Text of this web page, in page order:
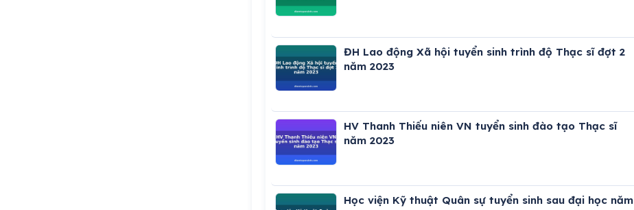
ĐH Lao động Xã hội tuyển sinh trình độ Thạc sĩ đợt 2
năm 2023
HV Thanh Thiếu niên VN tuyển sinh đào tạo Thạc sĩ
năm 2023
Học viện Kỹ thuật Quân sự tuyển sinh sau đại học năm